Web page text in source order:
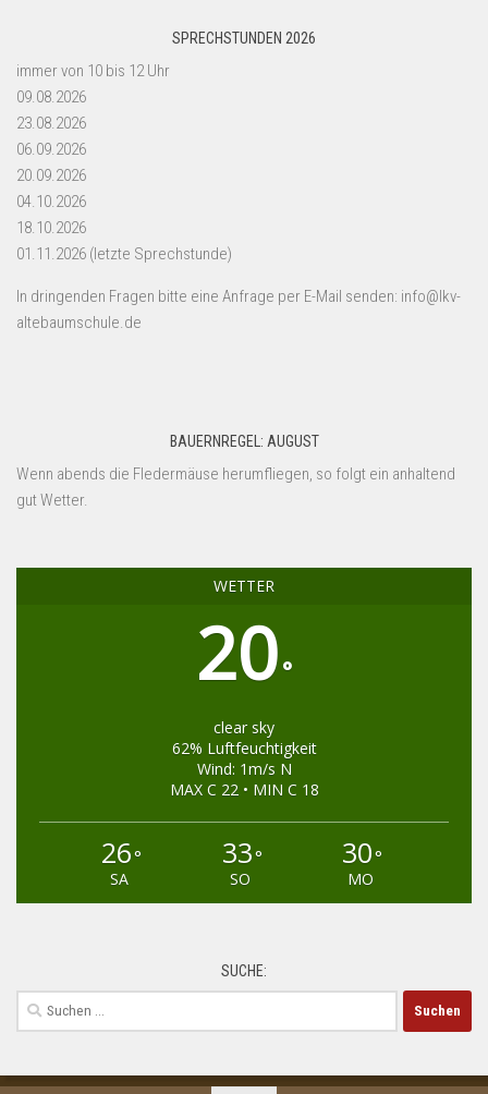
SPRECHSTUNDEN 2026
immer von 10 bis 12 Uhr
09.08.2026
23.08.2026
06.09.2026
20.09.2026
04.10.2026
18.10.2026
01.11.2026 (letzte Sprechstunde)
In dringenden Fragen bitte eine Anfrage per E-Mail senden: info@lkv-
altebaumschule.de
BAUERNREGEL: AUGUST
Wenn abends die Fledermäuse herumfliegen, so folgt ein anhaltend
gut Wetter.
WETTER
20°
clear sky
62% Luftfeuchtigkeit
Wind: 1m/s N
MAX C 22 • MIN C 18
26°
SA
33°
SO
30°
MO
SUCHE:
Suchen
nach: